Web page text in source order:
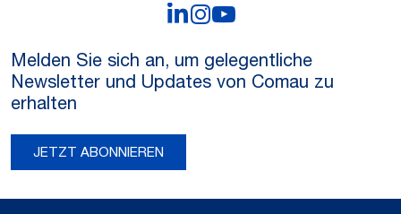
LinkedIn
Instagram
Melden Sie sich an, um gelegentliche
Newsletter und Updates von Comau zu
erhalten
JETZT ABONNIEREN